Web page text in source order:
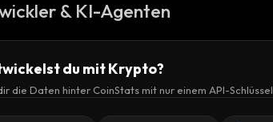
& KI-Agenten
du mit Krypto?
die Daten hinter CoinStats mit nur einem API-Schlüssel.